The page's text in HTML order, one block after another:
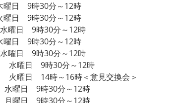
日 9時30分～12時
日 9時30分～12時
曜日 9時30分～12時
日 9時30分～12時
曜日 9時30分～12時
水曜日 9時30分～12時
曜日 14時～16時＜意見交換会＞
曜日 9時30分～12時
曜日 9時30分～12時